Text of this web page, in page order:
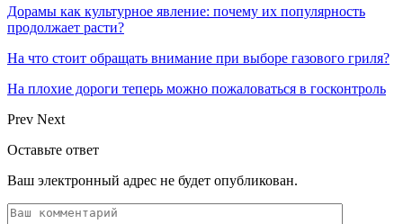
Дорамы как культурное явление: почему их популярность
продолжает расти?
На что стоит обращать внимание при выборе газового гриля?
На плохие дороги теперь можно пожаловаться в госконтроль
Prev Next
Оставьте ответ
Ваш электронный адрес не будет опубликован.